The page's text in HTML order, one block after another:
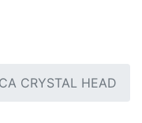
CRYSTAL HEAD